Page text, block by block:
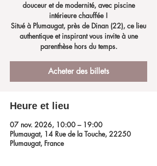
douceur et de modernité, avec piscine
intérieure chauffée !
Situé à Plumaugat, près de Dinan (22), ce lieu
authentique et inspirant vous invite à une
parenthèse hors du temps.
Acheter des billets
Heure et lieu
07 nov. 2026, 10:00 – 19:00
Plumaugat, 14 Rue de la Touche, 22250
Plumaugat, France